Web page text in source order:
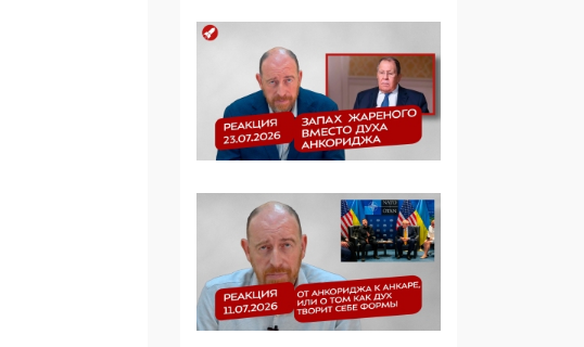
03:35, 25 Апреля 2026
120 лет
парламентаризма: как
институт
народовластия
превратился в «чего
Правительства и АП
06:29, 15 Апреля 2026
Социальный фонд
России – пионер
жесткого внедрения